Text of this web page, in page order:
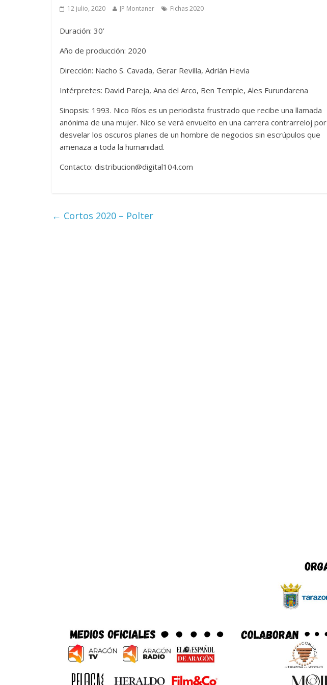
12 julio, 2020 JP Montaner Fichas 2020
Duración: 30’
Año de producción: 2020
Dirección: Nacho S. Cavada, Gerar Revilla, Adrián Hevia
Intérpretes: David Pareja, Ana del Arco, Ben Temple, Ales Furundarena
Sinopsis: 1993. Nico Ríos es un periodista frustrado que recibe una llamada
anónima de una mujer. Nico se verá envuelto en una carrera contrarreloj por
desvelar los oscuros planes de un hombre de negocios sin escrúpulos que
amenaza a toda la humanidad.
Contacto: distribucion@digital104.com
← Cortos 2020 – Polter